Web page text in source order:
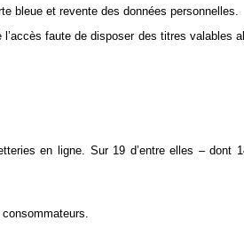
bleue et revente des données personnelles.
faute de disposer des titres valables
en ligne. Sur 19 d’entre elles – dont